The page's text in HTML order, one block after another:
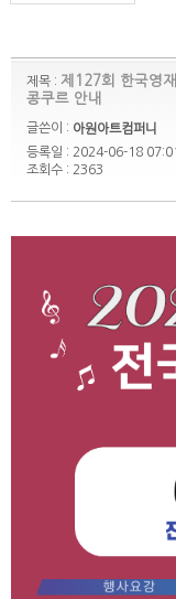
제목 : 제127회 한국영
콩쿠르 안내
글쓴이 : 아원아트컴퍼니
등록일 : 2024-06-18 07:01
조회수 : 2363